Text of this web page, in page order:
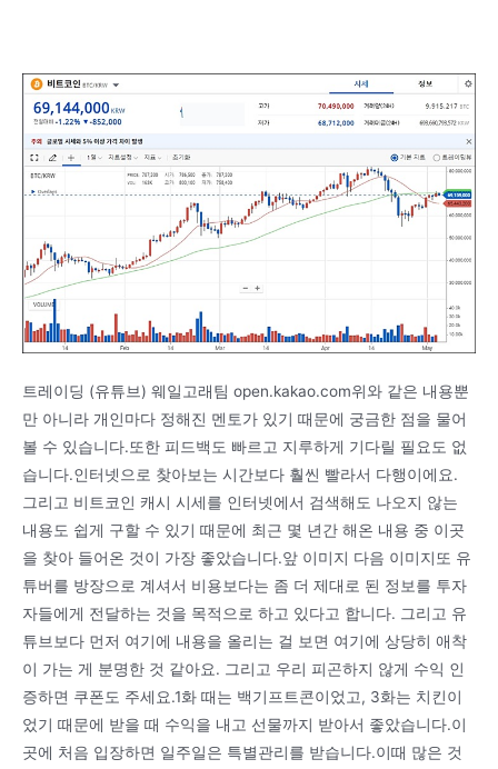
트레이딩 (유튜브) 웨일고래팀 open.kakao.com위와 같은 내용뿐
만 아니라 개인마다 정해진 멘토가 있기 때문에 궁금한 점을 물어
볼 수 있습니다.또한 피드백도 빠르고 지루하게 기다릴 필요도 없
습니다.인터넷으로 찾아보는 시간보다 훨씬 빨라서 다행이에요.
그리고 비트코인 캐시 시세를 인터넷에서 검색해도 나오지 않는
내용도 쉽게 구할 수 있기 때문에 최근 몇 년간 해온 내용 중 이곳
을 찾아 들어온 것이 가장 좋았습니다.앞 이미지 다음 이미지또 유
튜버를 방장으로 계셔서 비용보다는 좀 더 제대로 된 정보를 투자
자들에게 전달하는 것을 목적으로 하고 있다고 합니다. 그리고 유
튜브보다 먼저 여기에 내용을 올리는 걸 보면 여기에 상당히 애착
이 가는 게 분명한 것 같아요. 그리고 우리 피곤하지 않게 수익 인
증하면 쿠폰도 주세요.1화 때는 백기프트콘이었고, 3화는 치킨이
었기 때문에 받을 때 수익을 내고 선물까지 받아서 좋았습니다.이
곳에 처음 입장하면 일주일은 특별관리를 받습니다.이때 많은 것